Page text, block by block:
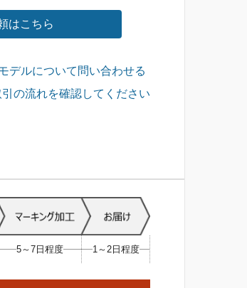
はこちら
デルについて問い合わせる
の流れを確認してください
5～7日程度 1～2日程度